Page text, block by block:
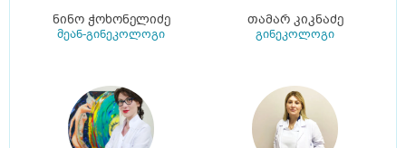
ნინო ჭოხონელიძე
მეან-გინეკოლოგი
თამარ კიკნაძე
გინეკოლოგი